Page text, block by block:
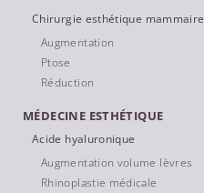
Chirurgie esthétique mammaire
Augmentation
Ptose
Réduction
MÉDECINE ESTHÉTIQUE
Acide hyaluronique
Augmentation volume lèvres
Rhinoplastie médicale